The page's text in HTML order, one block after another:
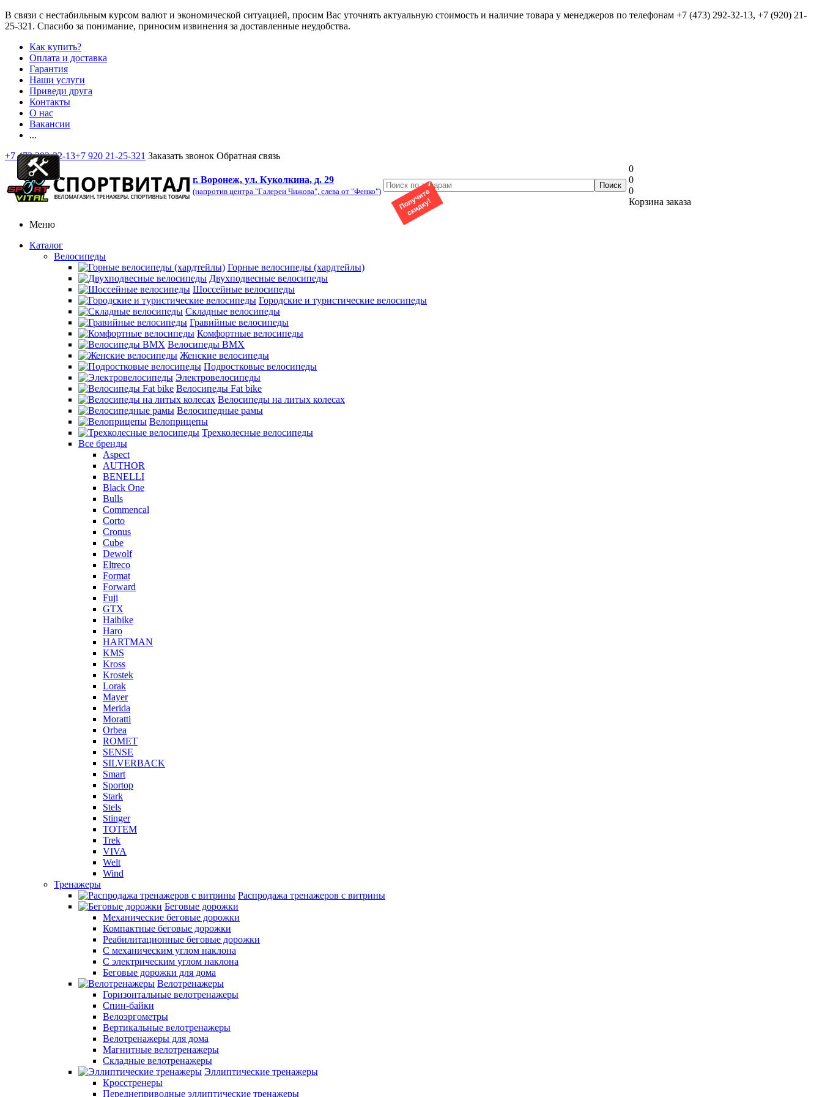
В связи с нестабильным курсом валют и экономической ситуацией, просим Вас уточнять актуальную стоимость и наличие товара у менеджеров по телефонам +7 (473) 292-32-13, +7 (920) 21-
25-321 . Спасибо за понимание, приносим извинения за доставленные неудобства.
Как купить?
Оплата и доставка
Гарантия
Наши услуги
Приведи друга
Контакты
О нас
Вакансии
...
+7 473 292-32-13+7 920 21-25-321 Заказать звонок Обратная связь
г. Воронеж, ул. Куколкина, д. 29
(напротив центра "Галереи Чижова", слева от "Фенко")
0
0
0
Корзина заказа
Меню
Каталог
Велосипеды
Горные велосипеды (хардтейлы)
Двухподвесные велосипеды
Шоссейные велосипеды
Городские и туристические велосипеды
Складные велосипеды
Гравийные велосипеды
Комфортные велосипеды
Велосипеды BMX
Женские велосипеды
Подростковые велосипеды
Электровелосипеды
Велосипеды Fat bike
Велосипеды на литых колесах
Велосипедные рамы
Велоприцепы
Трехколесные велосипеды
Все бренды
Aspect
AUTHOR
BENELLI
Black One
Bulls
Commencal
Corto
Cronus
Cube
Dewolf
Eltreco
Format
Forward
Fuji
GTX
Haibike
Haro
HARTMAN
KMS
Kross
Krostek
Lorak
Mayer
Merida
Moratti
Orbea
ROMET
SENSE
SILVERBACK
Smart
Sportop
Stark
Stels
Stinger
TOTEM
Trek
VIVA
Welt
Wind
Тренажеры
Распродажа тренажеров с витрины
Беговые дорожки
Механические беговые дорожки
Компактные беговые дорожки
Реабилитационные беговые дорожки
С механическим углом наклона
С электрическим углом наклона
Беговые дорожки для дома
Велотренажеры
Горизонтальные велотренажеры
Спин-байки
Велоэргометры
Вертикальные велотренажеры
Велотренажеры для дома
Магнитные велотренажеры
Складные велотренажеры
Эллиптические тренажеры
Кросстренеры
Переднеприводные эллиптические тренажеры